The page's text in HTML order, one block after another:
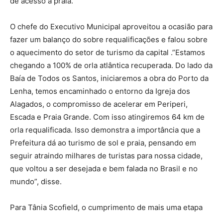
O chefe do Executivo Municipal aproveitou a ocasião para
fazer um balanço do sobre requalificações e falou sobre
o aquecimento do setor de turismo da capital .”Estamos
chegando a 100% de orla atlântica recuperada. Do lado da
Baía de Todos os Santos, iniciaremos a obra do Porto da
Lenha, temos encaminhado o entorno da Igreja dos
Alagados, o compromisso de acelerar em Periperi,
Escada e Praia Grande. Com isso atingiremos 64 km de
orla requalificada. Isso demonstra a importância que a
Prefeitura dá ao turismo de sol e praia, pensando em
seguir atraindo milhares de turistas para nossa cidade,
que voltou a ser desejada e bem falada no Brasil e no
mundo”, disse.
Para Tânia Scofield, o cumprimento de mais uma etapa